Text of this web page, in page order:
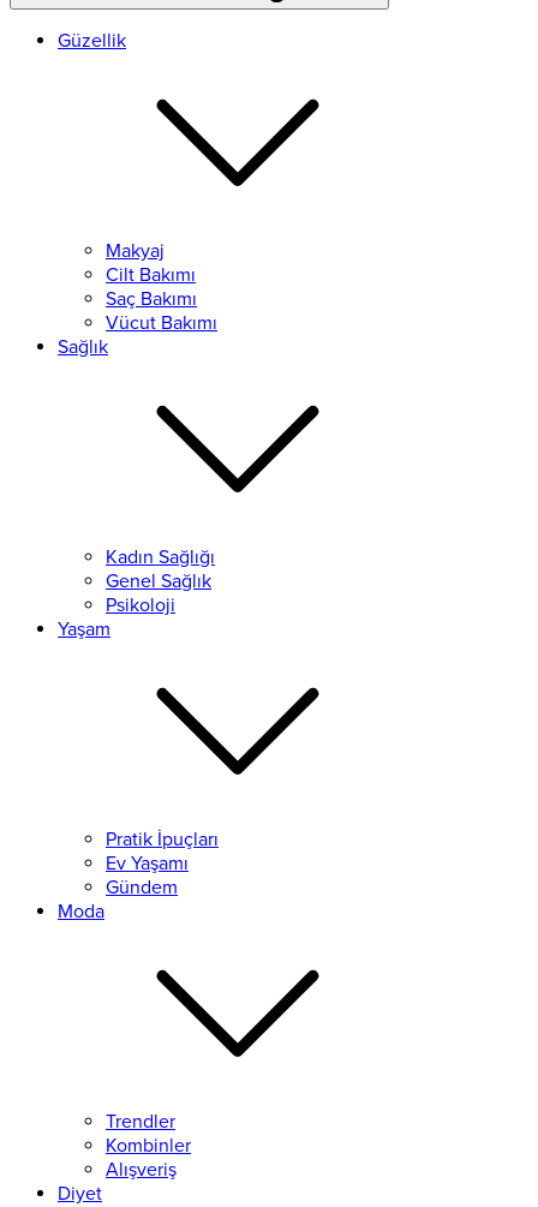
Güzellik
Makyaj
Cilt Bakımı
Saç Bakımı
Vücut Bakımı
Sağlık
Kadın Sağlığı
Genel Sağlık
Psikoloji
Yaşam
Pratik İpuçları
Ev Yaşamı
Gündem
Moda
Trendler
Kombinler
Alışveriş
Diyet